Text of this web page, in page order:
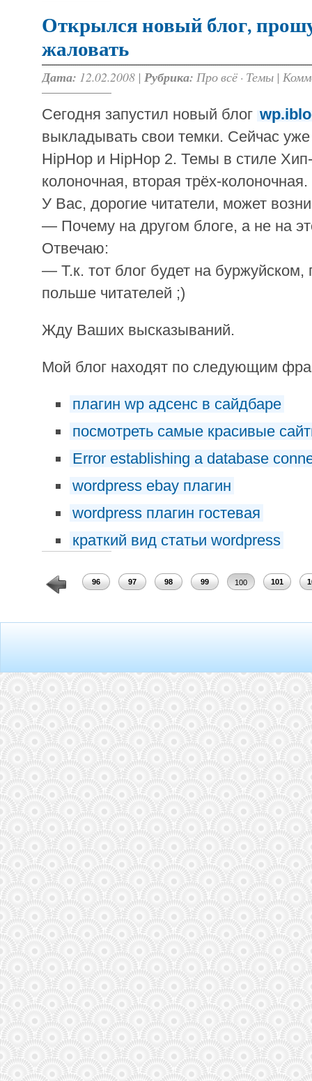
Открылся новый блог,
жаловать
Дата: 12.02.2008 | Рубрика: Про всё · Темы |
Сегодня запустил новый блог
выкладывать свои темки. Сейчас
HipHop и HipHop 2. Темы в стиле
колоночная, вторая трёх-колоночная.
У Вас, дорогие читатели, может
— Почему на другом блоге, а не на
Отвечаю:
— Т.к. тот блог будет на
польше читателей ;)
Жду Ваших высказываний.
Мой блог находят по следующим
плагин wp адсенс в сайдбаре
посмотреть самые красивые
Error establishing a database
wordpress ebay плагин
wordpress плагин гостевая
краткий вид статьи wordpress
95 96 97 98 99 100 101